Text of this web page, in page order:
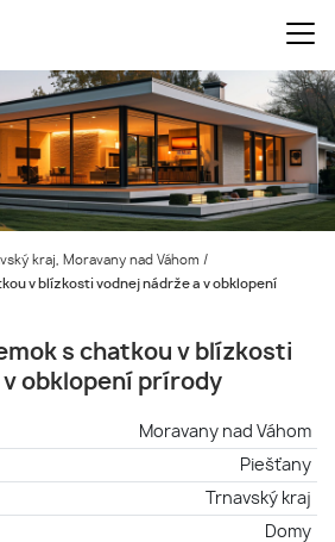
kraj, Moravany nad Váhom /
v blízkosti vodnej nádrže a v obklopení
s chatkou v blízkosti
v obklopení prírody
Moravany nad Váhom
Piešťany
Trnavský kraj
Domy